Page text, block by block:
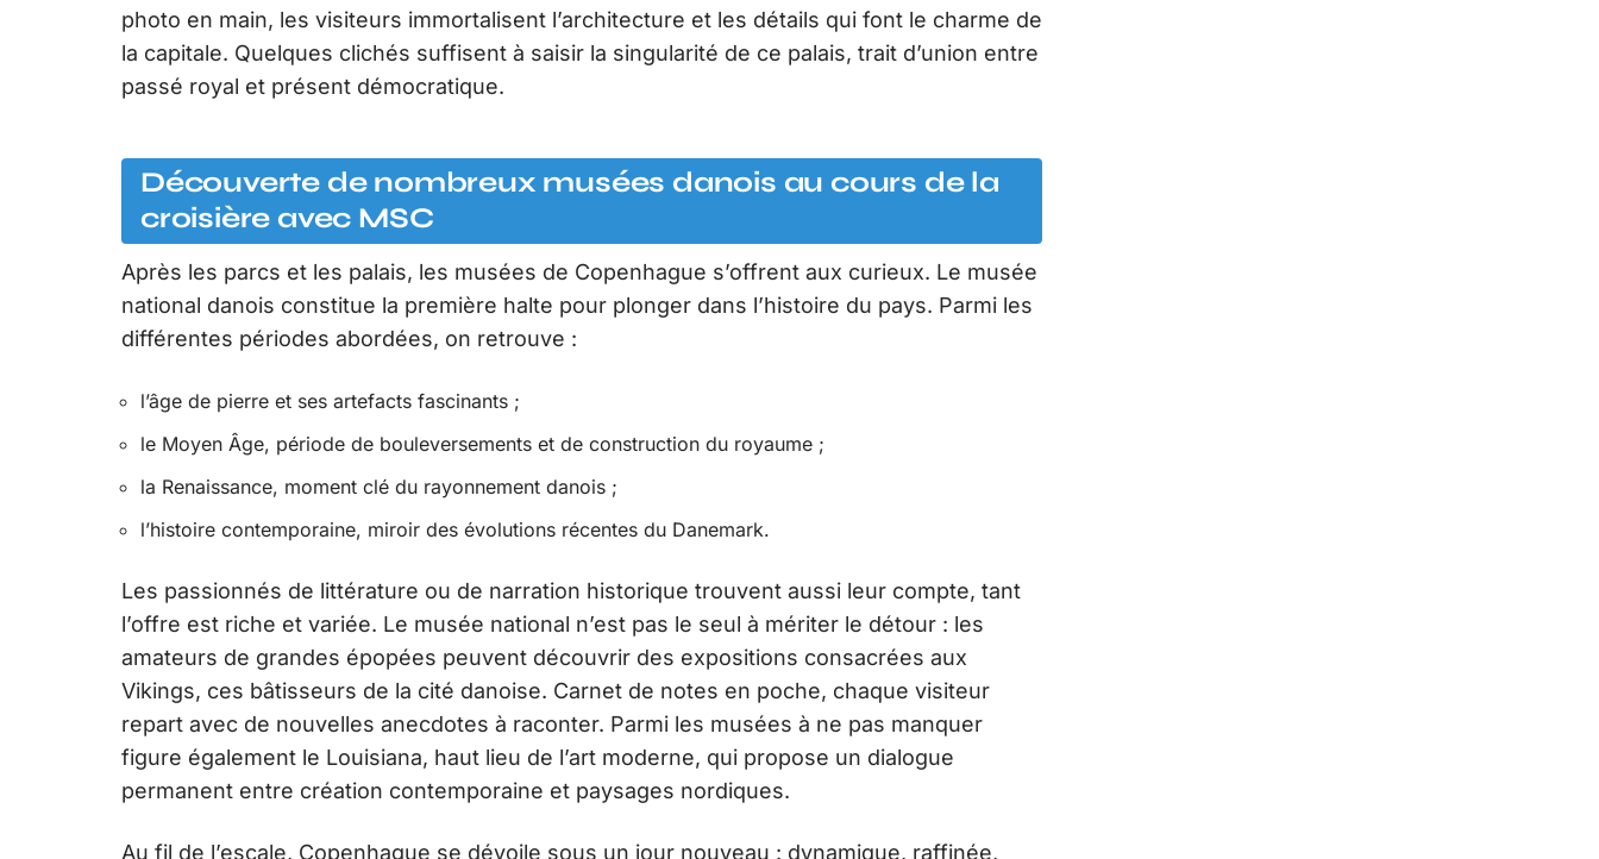
photo en main, les visiteurs immortalisent l’architecture et les détails qui font le charme de
la capitale. Quelques clichés suffisent à saisir la singularité de ce palais, trait d’union entre
passé royal et présent démocratique.
Découverte de nombreux musées danois au cours de la
croisière avec MSC
Après les parcs et les palais, les musées de Copenhague s’offrent aux curieux. Le musée
national danois constitue la première halte pour plonger dans l’histoire du pays. Parmi les
différentes périodes abordées, on retrouve :
l’âge de pierre et ses artefacts fascinants ;
le Moyen Âge, période de bouleversements et de construction du royaume ;
la Renaissance, moment clé du rayonnement danois ;
l’histoire contemporaine, miroir des évolutions récentes du Danemark.
Les passionnés de littérature ou de narration historique trouvent aussi leur compte, tant
l’offre est riche et variée. Le musée national n’est pas le seul à mériter le détour : les
amateurs de grandes épopées peuvent découvrir des expositions consacrées aux
Vikings, ces bâtisseurs de la cité danoise. Carnet de notes en poche, chaque visiteur
repart avec de nouvelles anecdotes à raconter. Parmi les musées à ne pas manquer
figure également le Louisiana, haut lieu de l’art moderne, qui propose un dialogue
permanent entre création contemporaine et paysages nordiques.
Au fil de l’escale, Copenhague se dévoile sous un jour nouveau : dynamique, raffinée,